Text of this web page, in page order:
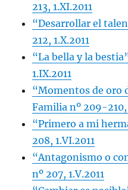
213, 1.XI.2011
“Desarrollar el
212, 1.X.2011
“La bella y la
1.IX.2011
“Momentos de oro
Familia nº 209-210,
“Primero a mi
208, 1.VI.2011
“Antagonismo o
nº 207, 1.V.2011